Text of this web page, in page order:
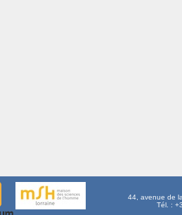
44, avenue de
Tél. :